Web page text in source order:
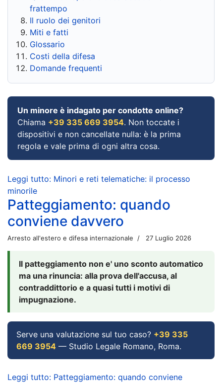
frattempo
Il ruolo dei genitori
Miti e fatti
Glossario
Costi della difesa
Domande frequenti
Un minore è indagato per condotte online?
Chiama +39 335 669 3954. Non toccate i
dispositivi e non cancellate nulla: è la prima
regola e vale prima di ogni altra cosa.
Leggi tutto: Minori e reti telematiche: il processo
minorile
Patteggiamento: quando
conviene davvero
Arresto all'estero e difesa internazionale 27 Luglio 2026
Il patteggiamento non e' uno sconto automatico
ma una rinuncia: alla prova dell'accusa, al
contraddittorio e a quasi tutti i motivi di
impugnazione.
Serve una valutazione sul tuo caso? +39 335
669 3954 — Studio Legale Romano, Roma.
Leggi tutto: Patteggiamento: quando conviene